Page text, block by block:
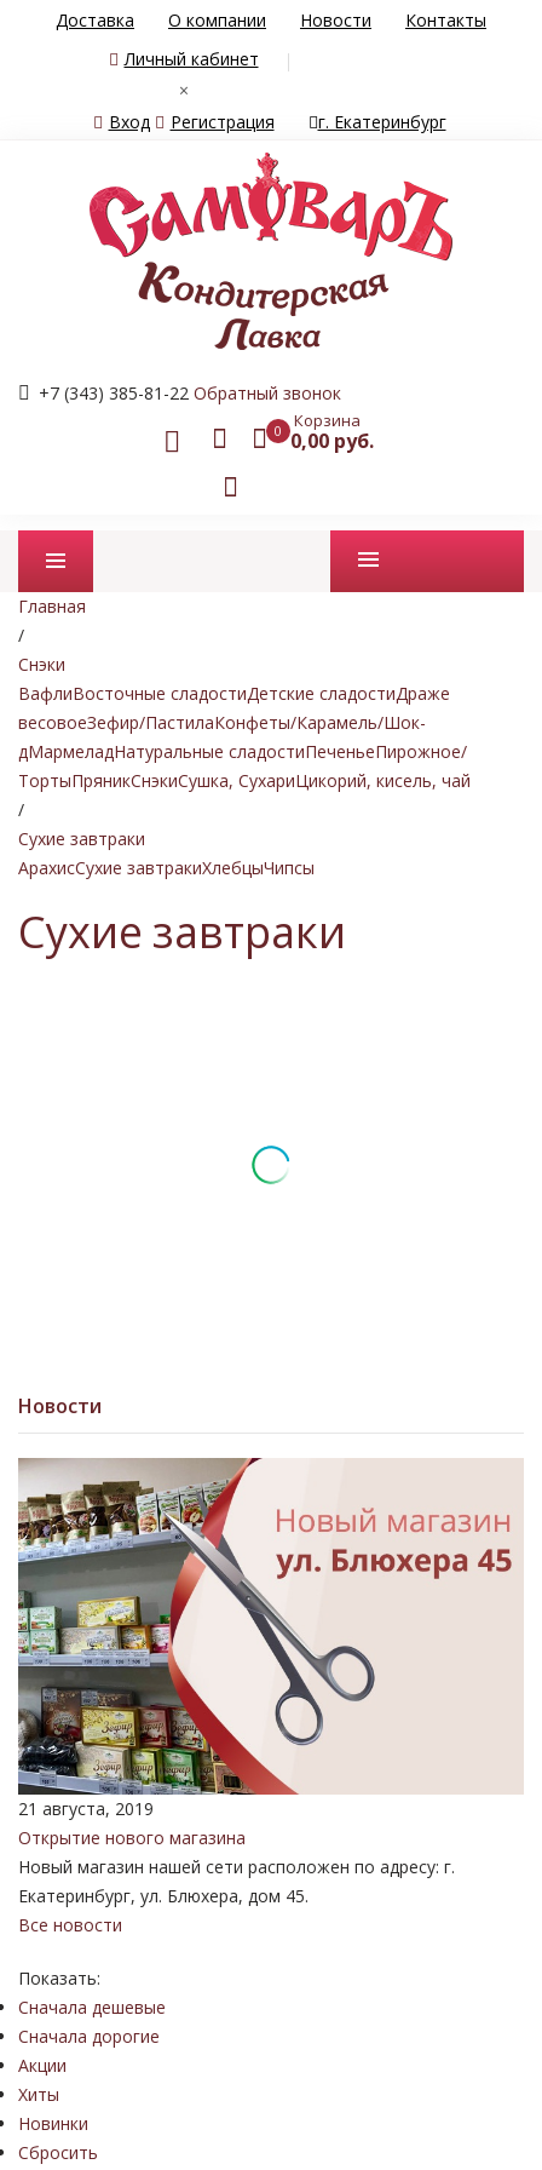
Доставка О компании Новости
Контакты
Личный кабинет
×
Вход
Регистрация г. Екатеринбург
+7 (343) 385-81-22 Обратный звонок
0 Корзина
0,00 руб.
Промо товары
Главная
/
Снэки
ВафлиВосточные сладостиДетские сладостиДраже
весовоеЗефир/ПастилаКонфеты/Карамель/Шок-
дМармеладНатуральные сладостиПеченьеПирожное/
ТортыПряникСнэкиСушка, СухариЦикорий, кисель, чай
/
Сухие завтраки
АрахисСухие завтракиХлебцыЧипсы
Сухие завтраки
Новости
21 августа, 2019
Открытие нового магазина
Новый магазин нашей сети расположен по адресу: г.
Екатеринбург, ул. Блюхера, дом 45.
Все новости
Показать:
Сначала дешевые
Сначала дорогие
Акции
Хиты
Новинки
Сбросить